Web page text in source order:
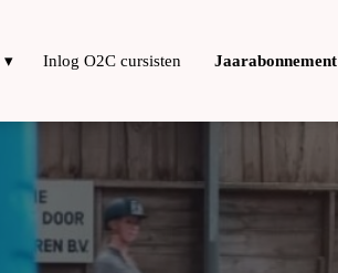
Inlog O2C cursisten Jaarabonnement